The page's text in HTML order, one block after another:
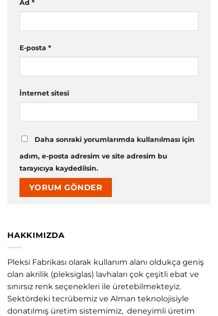
Ad *
E-posta *
İnternet sitesi
Daha sonraki yorumlarımda kullanılması için
adım, e-posta adresim ve site adresim bu
tarayıcıya kaydedilsin.
HAKKIMIZDA
Pleksi Fabrikası olarak kullanım alanı oldukça geniş
olan akrilik (pleksiglas) lavhaları çok çeşitli ebat ve
sınırsız renk seçenekleri ile üretebilmekteyiz.
Sektördeki tecrübemiz ve Alman teknolojisiyle
donatılmış üretim sistemimiz, deneyimli üretim